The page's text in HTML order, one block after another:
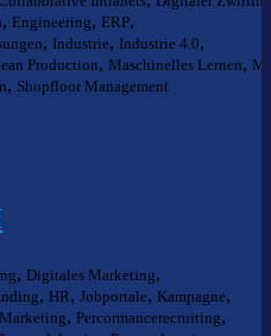
, Engineering, ERP,
, Industrie, Industrie 4.0,
Production, Maschinelles Lernen,
, Shopfloor Management
, Digitales Marketing,
, HR, Jobportale, Kampagne,
, Percormancerecruiting,